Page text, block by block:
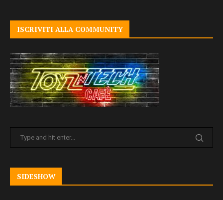
ISCRIVITI ALLA COMMUNITY
SIDESHOW